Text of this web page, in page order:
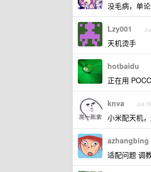
没毛病，单
Lzy001
天机烫手
hotbaidu
正在用
knva Jul
小米配天机
azhangbing
适配问题 调